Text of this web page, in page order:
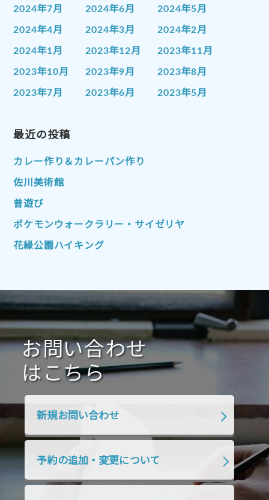
2024年7月 2024年6月 2024年5月
2024年4月 2024年3月 2024年2月
2024年1月 2023年12月 2023年11月
2023年10月 2023年9月 2023年8月
2023年7月 2023年6月 2023年5月
2023年1月
2022年10月 2022年9月
2022年7月
2022年4月
2022年1月 2021年12月 2021年11月
2021年10月 2021年9月
2021年1月 2020年12月 2020年11月
2020年10月 2020年9月 2020年8月
2020年7月 2020年6月 2020年5月
2020年4月 2020年3月 2020年2月
2019年10月 2019年9月
2019年4月
最近の投稿
カレー作り＆カレーパン作り
佐川美術館
昔遊び
ポケモンウォークラリー・サイゼリヤ
花緑公園ハイキング
お問い合わせ
はこちら
新規お問い合わせ
予約の追加・変更について